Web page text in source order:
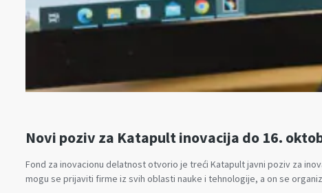
Novi poziv za Katapult inovacija do 16.
Fond za inovacionu delatnost otvorio je treći Katapult javni poziv za
mogu se prijaviti firme iz svih oblasti nauke i tehnologije, a on se